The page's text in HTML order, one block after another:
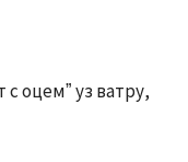
оцемˮ уз ватру,